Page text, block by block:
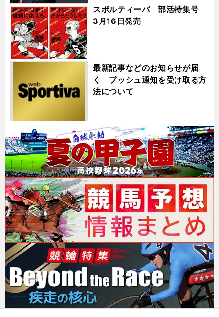
スポルティーバ 部活特集号
3月16日発売
最新記事などのお知らせが届
く プッシュ通知を受け取る方
法について